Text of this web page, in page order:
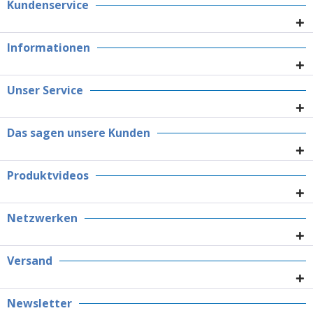
Kundenservice
Informationen
Unser Service
Das sagen unsere Kunden
Produktvideos
Netzwerken
Versand
Newsletter